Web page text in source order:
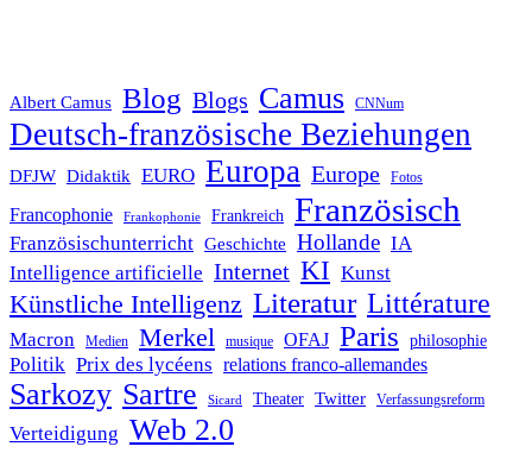
Albert Camus Blog Blogs Camus CNNum
Deutsch-französische Beziehungen
DFJW Didaktik EURO Europa Europe Fotos
Francophonie Frankophonie Frankreich Französisch
Französischunterricht Geschichte Hollande IA
Intelligence artificielle Internet KI Kunst
Künstliche Intelligenz Literatur Littérature
Macron Medien Merkel musique OFAJ Paris philosophie
Politik Prix des lycéens relations franco-allemandes
Sarkozy Sartre Sicard Theater Twitter Verfassungsreform
Verteidigung Web 2.0